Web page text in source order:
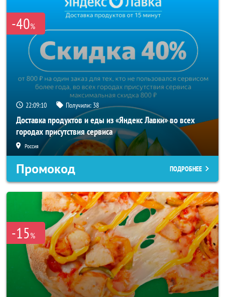
-40%
22:09:10 Получили: 38
Доставка продуктов и еды из «Яндекс Лавки» во всех
городах присутствия сервиса
Россия
Промокод ПОДРОБНЕЕ
-15%